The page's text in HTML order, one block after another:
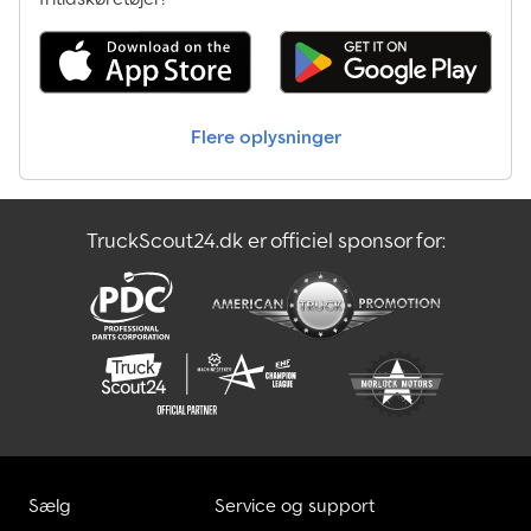
varer. Traileren er udstyret med en solid, boltet stålramme for
ekstra styrke. Bundpladen består af slidstærkt skridsikkert finer,
der tåler intensiv brug. Praktiske funktioner inkluderer støttehjul
gør fastgørelse af presenning let. Sidevæggene er ligeledes
ekstra beskyttelse til din last. Med gitterforhøjeren øges
trækstang. Med en samlet længde på 2910 mm, samlet bredde på
1690 mm og en totalhøjde på 800 mm er den kompakt og let at
opbevare samt håndtere. For endnu større alsidighed leveres
traileren med en adskilt 40 cm gitterforhøjer. Mod et tillæg på 30
€ kan denne leveres fuldt monteret, så traileren tilpasses dine
specifikke behov. Tekniske data: - Støttehjul - Monterede
presenningknapper Totalvægt: 750 kg Egenvægt: 119 kg Nyttelast:
631 kg Længde på lasteflade: 2010 mm Bredde på lasteflade: 1260
Gitterforhøjer: 40 cm (fra overkant af sidevæg) Producent: Martz
Stiktype: 13-polet Trailertype: Kassevognstrailer Type trækstang: V-
Flere oplysninger
TruckScout24.dk er officiel sponsor for:
Sælg Service og support